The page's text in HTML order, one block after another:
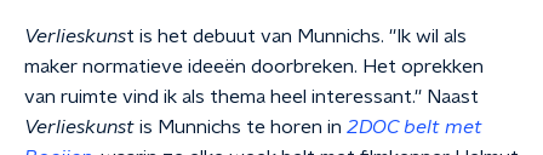
Verlieskunst is het debuut van Munnichs. ''Ik wil als
maker normatieve ideeën doorbreken. Het oprekken
van ruimte vind ik als thema heel interessant.'' Naast
Verlieskunst is Munnichs te horen in 2DOC belt met